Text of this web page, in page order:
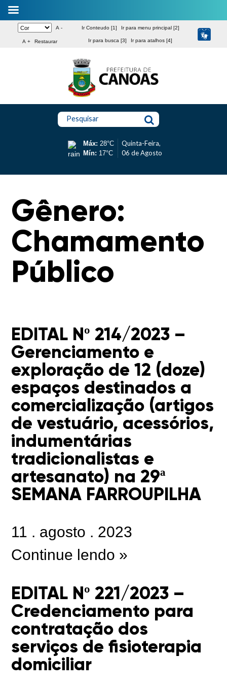
A -
A + Restaurar
Ir Conteudo [1] Ir para menu principal [2]
Ir para busca [3] Ir para atalhos [4]
Pesquisar
Máx: 28°C
Mín: 17°C
Quinta-Feira,
06 de Agosto
Gênero:
Chamamento
Público
EDITAL Nº 214/2023 –
Gerenciamento e
exploração de 12 (doze)
espaços destinados a
comercialização (artigos
de vestuário, acessórios,
indumentárias
tradicionalistas e
artesanato) na 29ª
SEMANA FARROUPILHA
11 . agosto . 2023
Continue lendo »
EDITAL Nº 221/2023 –
Credenciamento para
contratação dos
serviços de fisioterapia
domiciliar